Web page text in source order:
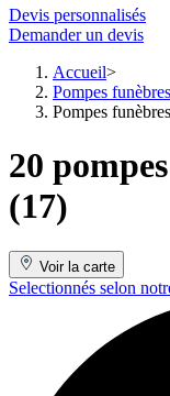
Devis personnalisés
Demander un devis
Accueil
Pompes
Pompes
20
(17)
Voir la carte
Selectionnés selon